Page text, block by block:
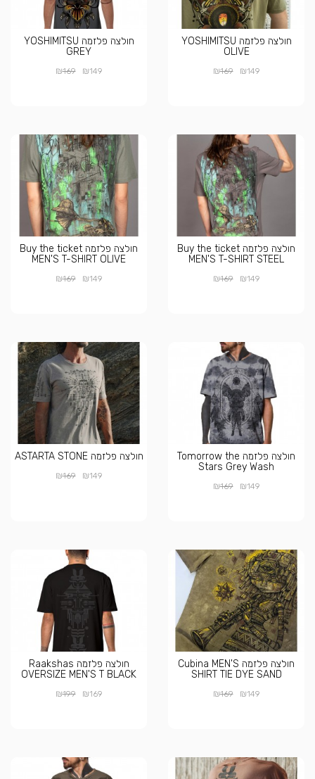
חולצה פלזמה YOSHIMITSU
OLIVE
₪149
₪169
חולצה פלזמה YOSHIMITSU
GREY
₪149
₪169
חולצה פלזמה Buy the ticket
MEN'S T-SHIRT STEEL
₪149
₪169
חולצה פלזמה Buy the ticket
MEN'S T-SHIRT OLIVE
₪149
₪169
חולצה פלזמה Tomorrow the
Stars Grey Wash
₪149
₪169
חולצה פלזמה ASTARTA STONE
₪149
₪169
חולצה פלזמה Cubina MEN'S
SHIRT TIE DYE SAND
₪149
₪169
חולצה פלזמה Raakshas
OVERSIZE MEN'S T BLACK
₪169
₪199